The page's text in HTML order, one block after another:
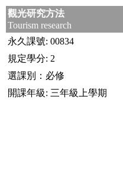
觀光研究方法
Tourism research
永久課號: 00834
規定學分: 2
選課別：必修
開課年級: 三年級上學期